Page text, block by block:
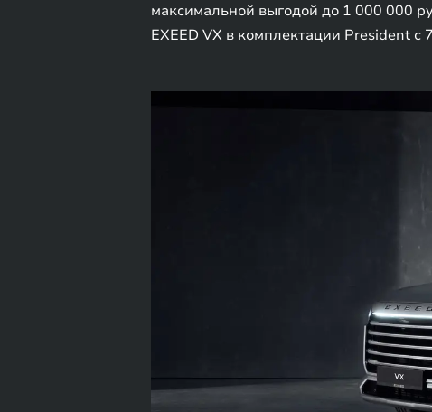
максимальной выгодой до 1 000 000
EXEED VX в комплектации President